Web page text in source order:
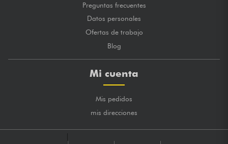
Preguntas frecuentes
Datos personales
Ofertas de trabajo
Blog
Mi cuenta
Mis pedidos
mis direcciones